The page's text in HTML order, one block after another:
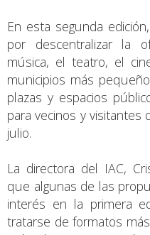
En esta segunda
por descentralizar la
música, el teatro, el
municipios más
plazas y espacios
para vecinos y
julio.
La directora del IAC,
que algunas de las
interés en la primera
tratarse de formatos